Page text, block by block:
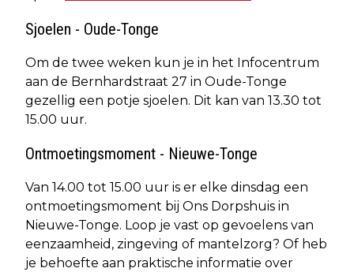
Sjoelen - Oude-Tonge
Om de twee weken kun je in het Infocentrum
aan de Bernhardstraat 27 in Oude-Tonge
gezellig een potje sjoelen. Dit kan van 13.30 tot
15.00 uur.
Ontmoetingsmoment - Nieuwe-Tonge
Van 14.00 tot 15.00 uur is er elke dinsdag een
ontmoetingsmoment bij Ons Dorpshuis in
Nieuwe-Tonge. Loop je vast op gevoelens van
eenzaamheid, zingeving of mantelzorg? Of heb
je behoefte aan praktische informatie over